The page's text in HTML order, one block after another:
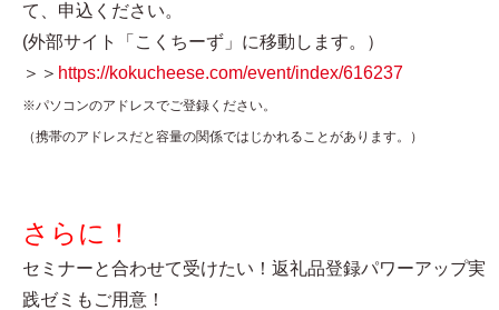
て、申込ください。
(外部サイト「こくちーず」に移動します。）
＞＞ https://kokucheese.com/event/index/616237
※パソコンのアドレスでご登録ください。
（携帯のアドレスだと容量の関係ではじかれることがあります。）
さらに！
セミナーと合わせて受けたい！返礼品登録パワーアップ実
践ゼミもご用意！